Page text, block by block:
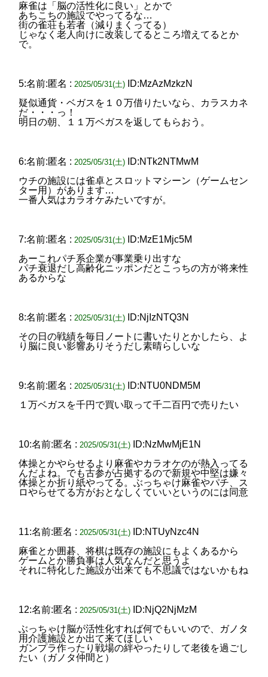
麻雀は「脳の活性化に良い」とかで
あちこちの施設でやってるな…
街の雀荘も若者（減りまくってる）
じゃなく老人向けに改装してるところ増えてるとか
で。
5:名前:匿名 : 2025/05/31(土)
ID:MzAzMzkzN
疑似通貨・ベガスを１０万借りたいなら、カラスカネ
だ・・・っ！
明日の朝、１１万ベガスを返してもらおう。
6:名前:匿名 : 2025/05/31(土)
ID:NTk2NTMwM
ウチの施設には雀卓とスロットマシーン（ゲームセン
ター用）があります…
一番人気はカラオケみたいですが。
7:名前:匿名 : 2025/05/31(土)
ID:MzE1Mjc5M
あーこれパチ系企業が事業乗り出すな
パチ衰退だし高齢化ニッポンだとこっちの方が将来性
あるからな
8:名前:匿名 : 2025/05/31(土)
ID:NjIzNTQ3N
その日の戦績を毎日ノートに書いたりとかしたら、よ
り脳に良い影響ありそうだし素晴らしいな
9:名前:匿名 : 2025/05/31(土)
ID:NTU0NDM5M
１万ベガスを千円で買い取って千二百円で売りたい
10:名前:匿名 : 2025/05/31(土)
ID:NzMwMjE1N
体操とかやらせるより麻雀やカラオケのが熱入ってる
んだよね。でも古参が占拠するので新規や中堅は嫌々
体操とか折り紙やってる。ぶっちゃけ麻雀やパチ、ス
ロやらせてる方がおとなしくていいというのには同意
11:名前:匿名 : 2025/05/31(土)
ID:NTUyNzc4N
麻雀とか囲碁、将棋は既存の施設にもよくあるから
ゲームとか勝負事は人気なんだと思うよ
それに特化した施設が出来ても不思議ではないかもね
12:名前:匿名 : 2025/05/31(土)
ID:NjQ2NjMzM
ぶっちゃけ脳が活性化すれば何でもいいので、ガノタ
用介護施設とか出て来てほしい
ガンプラ作ったり戦場の絆やったりして老後を過ごし
たい（ガノタ仲間と）